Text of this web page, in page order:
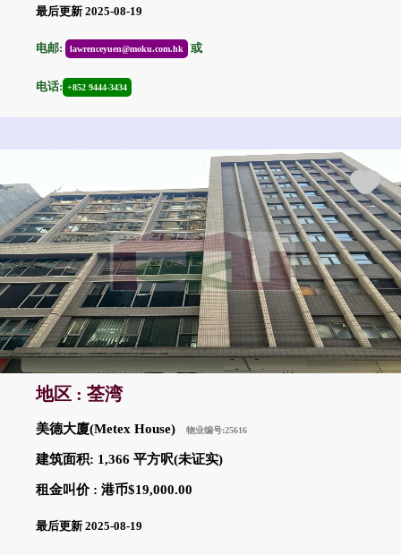
最后更新 2025-08-19
电邮: lawrenceyuen@moku.com.hk 或
电话: +852 9444-3434
地区 : 荃湾
美德大廈(Metex House) 物业编号:25616
建筑面积: 1,366 平方呎(未证实)
租金叫价 : 港币$19,000.00
最后更新 2025-08-19